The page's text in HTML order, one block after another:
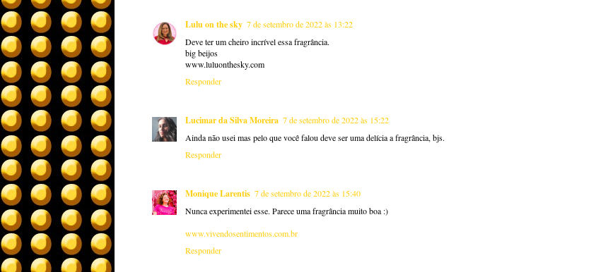
Lulu on the sky 7 de setembro de 2022 às 13:22
Deve ter um cheiro incrível essa fragrância.
big beijos
www.luluonthesky.com
Responder
Lucimar da Silva Moreira 7 de setembro de 2022 às 15:22
Ainda não usei mas pelo que você falou deve ser uma delícia a fragrância, bjs.
Responder
Monique Larentis 7 de setembro de 2022 às 15:40
Nunca experimentei esse. Parece uma fragrância muito boa :)
www.vivendosentimentos.com.br
Responder